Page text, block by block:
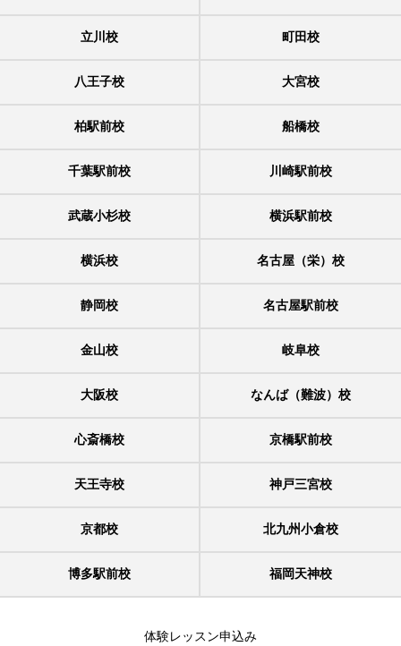
立川校 町田校
八王子校 大宮校
柏駅前校 船橋校
千葉駅前校 川崎駅前校
武蔵小杉校 横浜駅前校
横浜校 名古屋（栄）校
静岡校 名古屋駅前校
金山校 岐阜校
大阪校 なんば（難波）校
心斎橋校 京橋駅前校
天王寺校 神戸三宮校
京都校 北九州小倉校
博多駅前校 福岡天神校
体験レッスン申込み